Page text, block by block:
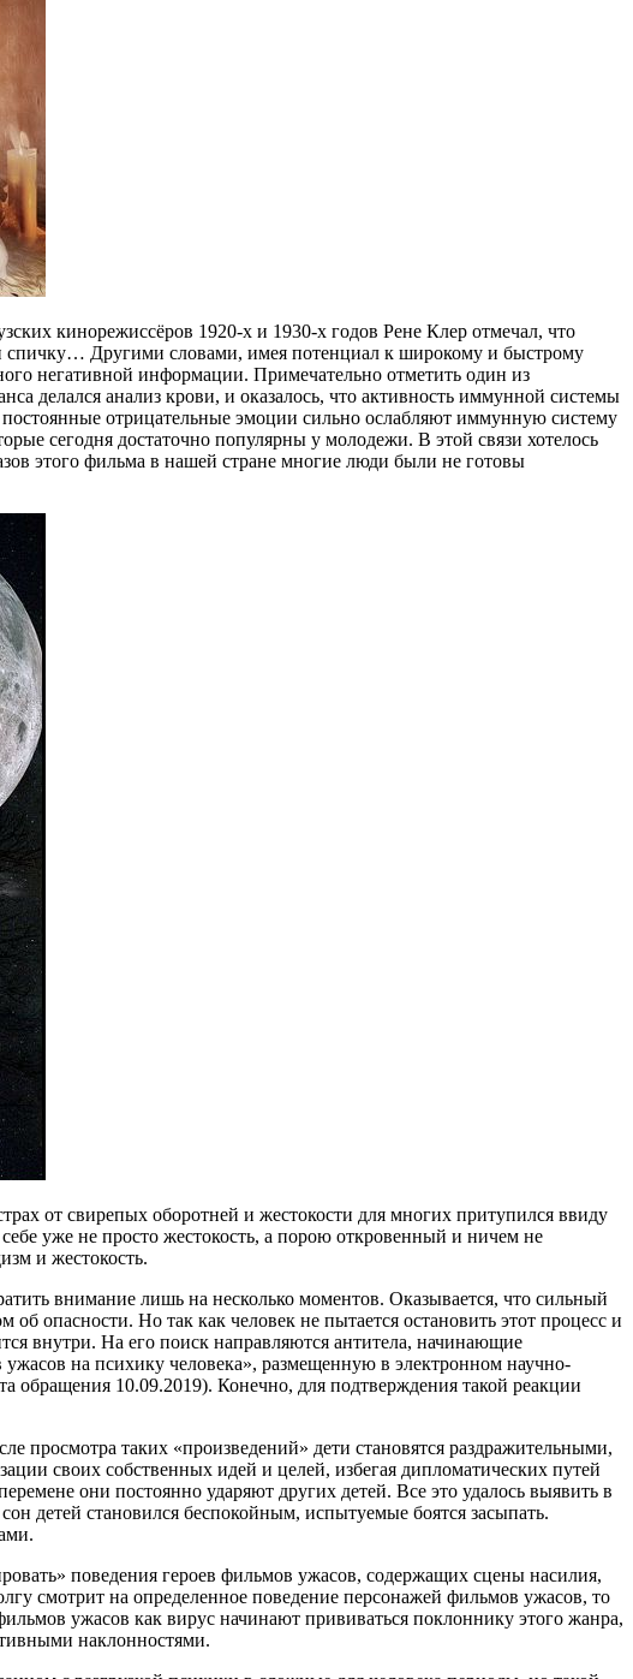
кинорежиссёров 1920-х и 1930-х годов Рене Клер отмечал, что
спичку… Другими словами, имея потенциал к широкому и быстрому
негативной информации. Примечательно отметить один из
делался анализ крови, и оказалось, что активность иммунной системы
отрицательные эмоции сильно ослабляют иммунную систему
сегодня достаточно популярны у молодежи. В этой связи хотелось
этого фильма в нашей стране многие люди были не готовы
от свирепых оборотней и жестокости для многих притупился ввиду
уже не просто жестокость, а порою откровенный и ничем не
и жестокость.
внимание лишь на несколько моментов. Оказывается, что сильный
опасности. Но так как человек не пытается остановить этот процесс и
внутри. На его поиск направляются антитела, начинающие
на психику человека», размещенную в электронном научно-
обращения 10.09.2019). Конечно, для подтверждения такой реакции
просмотра таких «произведений» дети становятся раздражительными,
своих собственных идей и целей, избегая дипломатических путей
они постоянно ударяют других детей. Все это удалось выявить в
детей становился беспокойным, испытуемые боятся засыпать.
поведения героев фильмов ужасов, содержащих сцены насилия,
смотрит на определенное поведение персонажей фильмов ужасов, то
ужасов как вирус начинают прививаться поклоннику этого жанра,
наклонностями.